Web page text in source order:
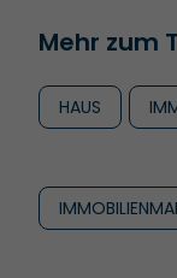
Mehr zum
HAUS